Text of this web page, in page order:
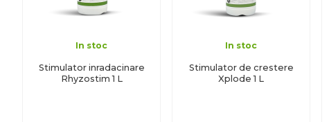
In stoc
Stimulator inradacinare
Rhyzostim 1 L
In stoc
Stimulator de crestere
Xplode 1 L